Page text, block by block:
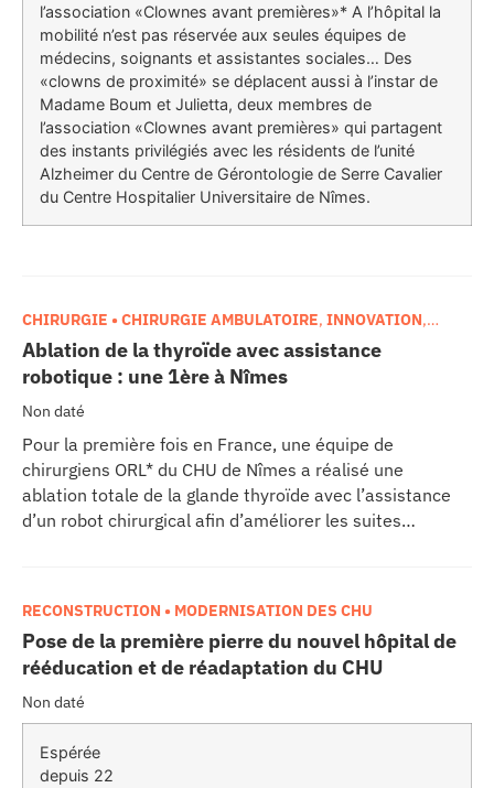
l’association «Clownes avant premières»* A l’hôpital la
mobilité n’est pas réservée aux seules équipes de
médecins, soignants et assistantes sociales… Des
«clowns de proximité» se déplacent aussi à l’instar de
Madame Boum et Julietta, deux membres de
l’association «Clownes avant premières» qui partagent
des instants privilégiés avec les résidents de l’unité
Alzheimer du Centre de Gérontologie de Serre Cavalier
du Centre Hospitalier Universitaire de Nîmes.
Ablation de la thyroïde avec assistance
robotique : une 1ère à Nîmes
Non daté
CHIRURGIE • CHIRURGIE AMBULATOIRE, INNOVATION,
TECHNOLOGIES
Pour la première fois en France, une équipe de
chirurgiens ORL* du CHU de Nîmes a réalisé une
ablation totale de la glande thyroïde avec l’assistance
d’un robot chirurgical afin d’améliorer les suites
Pose de la première pierre du nouvel hôpital de
rééducation et de réadaptation du CHU
Non daté
RECONSTRUCTION • MODERNISATION DES CHU
Espérée
depuis 22